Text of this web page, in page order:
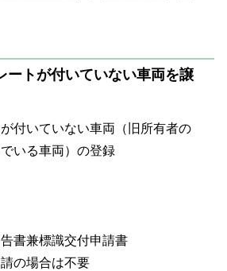
ートが付いていない車両を譲
付いていない車両（旧所有者の
いる車両）の登録
書兼標識交付申請書
の場合は不要